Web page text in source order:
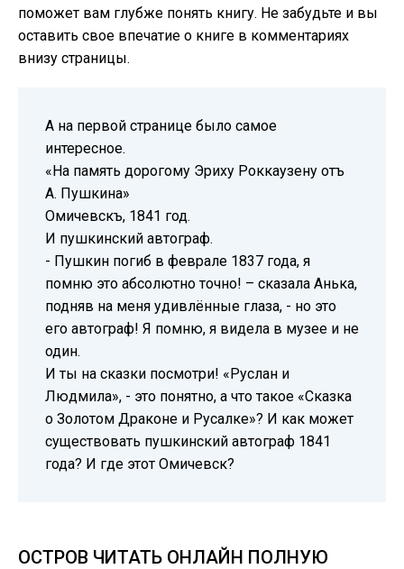
поможет вам глубже понять книгу. Не забудьте и вы
оставить свое впечатие о книге в комментариях
внизу страницы.
А на первой странице было самое
интересное.
«На память дорогому Эриху Роккаузену отъ
А. Пушкина»
Омичевскъ, 1841 год.
И пушкинский автограф.
- Пушкин погиб в феврале 1837 года, я
помню это абсолютно точно! – сказала Анька,
подняв на меня удивлённые глаза, - но это
его автограф! Я помню, я видела в музее и не
один.
И ты на сказки посмотри! «Руслан и
Людмила», - это понятно, а что такое «Сказка
о Золотом Драконе и Русалке»? И как может
существовать пушкинский автограф 1841
года? И где этот Омичевск?
ОСТРОВ ЧИТАТЬ ОНЛАЙН ПОЛНУЮ